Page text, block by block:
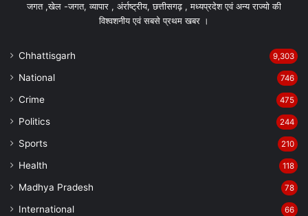
जगत ,खेल -जगत, व्यापार , अंर्राष्ट्रीय, छत्तीसगढ़ , मध्यप्रदेश एवं अन्य राज्यो की
विश्वशनीय एवं सबसे प्रथम खबर ।
Chhattisgarh 9,303
National 746
Crime 475
Politics 244
Sports 210
Health 118
Madhya Pradesh 78
International 66